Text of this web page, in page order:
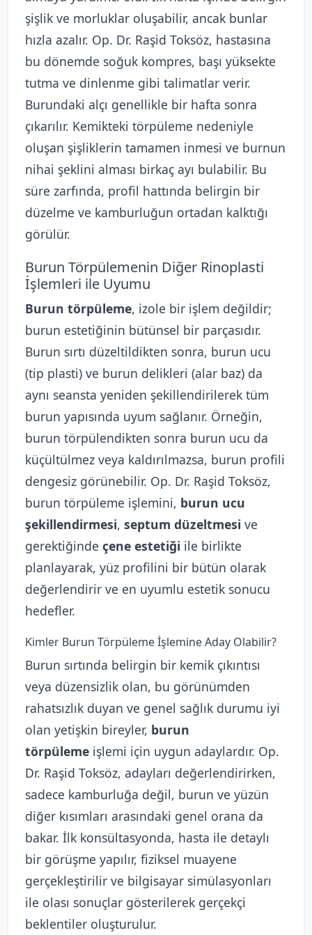
şişlik ve morluklar oluşabilir, ancak bunlar
hızla azalır. Op. Dr. Raşid Toksöz, hastasına
bu dönemde soğuk kompres, başı yüksekte
tutma ve dinlenme gibi talimatlar verir.
Burundaki alçı genellikle bir hafta sonra
çıkarılır. Kemikteki törpüleme nedeniyle
oluşan şişliklerin tamamen inmesi ve burnun
nihai şeklini alması birkaç ayı bulabilir. Bu
süre zarfında, profil hattında belirgin bir
düzelme ve kamburluğun ortadan kalktığı
görülür.
Burun Törpülemenin Diğer Rinoplasti
İşlemleri ile Uyumu
Burun törpüleme, izole bir işlem değildir;
burun estetiğinin bütünsel bir parçasıdır.
Burun sırtı düzeltildikten sonra, burun ucu
(tip plasti) ve burun delikleri (alar baz) da
aynı seansta yeniden şekillendirilerek tüm
burun yapısında uyum sağlanır. Örneğin,
burun törpülendikten sonra burun ucu da
küçültülmez veya kaldırılmazsa, burun profili
dengesiz görünebilir. Op. Dr. Raşid Toksöz,
burun törpüleme işlemini, burun ucu
şekillendirmesi, septum düzeltmesi ve
gerektiğinde çene estetiği ile birlikte
planlayarak, yüz profilini bir bütün olarak
değerlendirir ve en uyumlu estetik sonucu
hedefler.
Kimler Burun Törpüleme İşlemine Aday Olabilir?
Burun sırtında belirgin bir kemik çıkıntısı
veya düzensizlik olan, bu görünümden
rahatsızlık duyan ve genel sağlık durumu iyi
olan yetişkin bireyler, burun
törpüleme işlemi için uygun adaylardır. Op.
Dr. Raşid Toksöz, adayları değerlendirirken,
sadece kamburluğa değil, burun ve yüzün
diğer kısımları arasındaki genel orana da
bakar. İlk konsültasyonda, hasta ile detaylı
bir görüşme yapılır, fiziksel muayene
gerçekleştirilir ve bilgisayar simülasyonları
ile olası sonuçlar gösterilerek gerçekçi
beklentiler oluşturulur.